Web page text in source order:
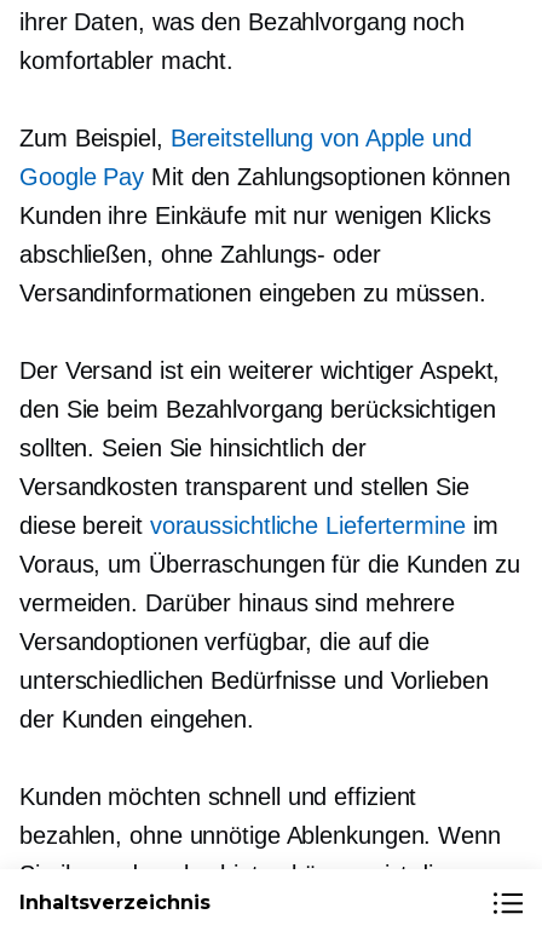
ihrer Daten, was den Bezahlvorgang noch
komfortabler macht.
Zum Beispiel, Bereitstellung von Apple und
Google Pay Mit den Zahlungsoptionen können
Kunden ihre Einkäufe mit nur wenigen Klicks
abschließen, ohne Zahlungs- oder
Versandinformationen eingeben zu müssen.
Der Versand ist ein weiterer wichtiger Aspekt,
den Sie beim Bezahlvorgang berücksichtigen
sollten. Seien Sie hinsichtlich der
Versandkosten transparent und stellen Sie
diese bereit voraussichtliche Liefertermineim
Voraus, um Überraschungen für die Kunden zu
vermeiden. Darüber hinaus sind mehrere
Versandoptionen verfügbar, die auf die
unterschiedlichen Bedürfnisse und Vorlieben
der Kunden eingehen.
Kunden möchten schnell und effizient
bezahlen, ohne unnötige Ablenkungen. Wenn
Sie ihnen das also bieten können, ist die
Wahrscheinlichkeit höher, dass sie ihre
Inhaltsverzeichnis